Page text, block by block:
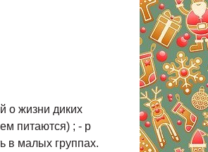
о жизни диких
питаются) ; - р
в малых группах.